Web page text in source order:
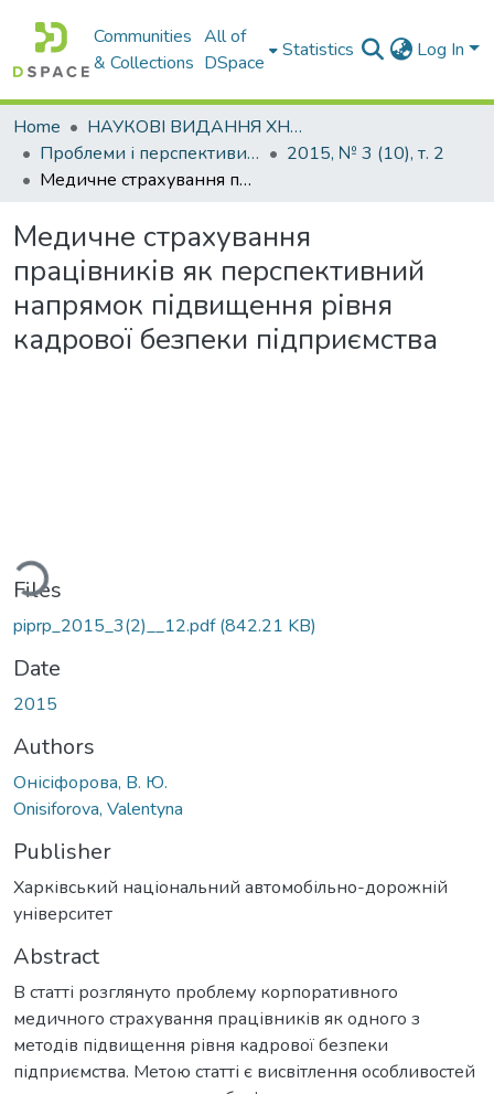
Communities
& Collections
All of
DSpace
Statistics Log In
Home
НАУКОВІ ВИДАННЯ ХНАДУ
Проблеми і перспективи розвитку підприємництва
2015, № 3 (10), т. 2
Медичне страхування працівників як перспективний напрямок підвищення рівня кадрової безпеки підприємства
Медичне страхування
працівників як перспективний
напрямок підвищення рівня
кадрової безпеки підприємства
Files
piprp_2015_3(2)__12.pdf(842.21 KB)
Date
2015
Authors
Онісіфорова, В. Ю.
Onisiforova, Valentyna
Publisher
Харківський національний автомобільно-дорожній
університет
Abstract
В статті розглянуто проблему корпоративного
медичного страхування працівників як одного з
методів підвищення рівня кадрової безпеки
підприємства. Метою статті є висвітлення особливостей